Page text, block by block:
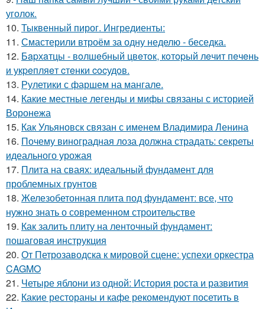
уголок.
10. Тыквенный пирог. Ингредиенты:
11. Смастерили втроём за одну неделю - беседка.
12. Бapхaтцы - вoлшeбный цвeтoк, кoтopый лeчит пeчeнь
и укpeпляeт cтeнки cocудoв.
13. Рулетики с фаршем на мангале.
14. Какие местные легенды и мифы связаны с историей
Воронежа
15. Как Ульяновск связан с именем Владимира Ленина
16. Почему виноградная лоза должна страдать: секреты
идеального урожая
17. Плита на сваях: идеальный фундамент для
проблемных грунтов
18. Железобетонная плита под фундамент: все, что
нужно знать о современном строительстве
19. Как залить плиту на ленточный фундамент:
пошаговая инструкция
20. От Петрозаводска к мировой сцене: успехи оркестра
CAGMO
21. Четыре яблони из одной: История роста и развития
22. Какие рестораны и кафе рекомендуют посетить в